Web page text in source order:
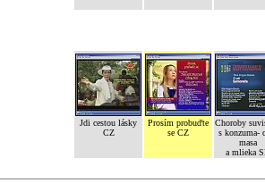
Jdi cestou lásky
CZ
Prosím probuďte
se CZ
Choroby
s konzuma-
masa
a mlieka